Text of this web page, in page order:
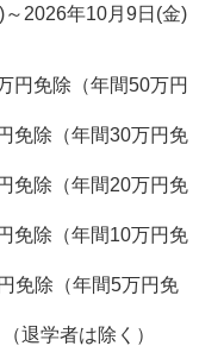
2026年10月9日(金)
免除（年間50万円
除（年間30万円免
除（年間20万円免
除（年間10万円免
免除（年間5万円免
退学者は除く）